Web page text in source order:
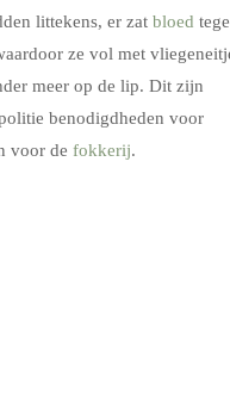
littekens, er zat bloed
ze vol met
meer op de lip. Dit zijn
benodigdheden voor
voor de fokkerij.